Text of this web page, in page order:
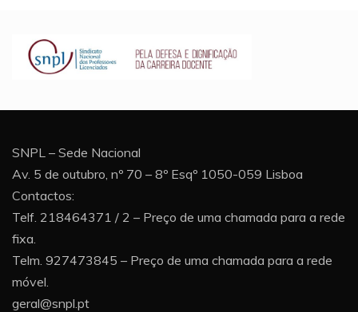
SNPL – Sede Nacional
Av. 5 de outubro, nº 70 – 8º Esqº 1050-059 Lisboa
Contactos:
Telf. 218464371 / 2 – Preço de uma chamada para a rede
fixa.
Telm. 927473845 – Preço de uma chamada para a rede
móvel.
geral@snpl.pt